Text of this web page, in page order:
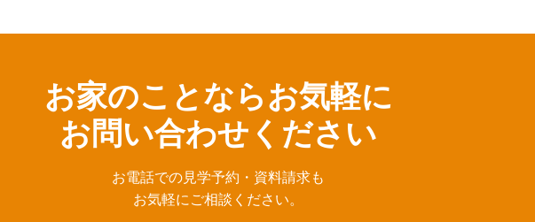
お家のことならお気軽に
お問い合わせください
お電話での見学予約・資料請求も
お気軽にご相談ください。